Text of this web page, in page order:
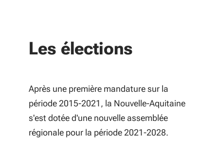
Les élections
Après une première mandature sur la
période 2015-2021, la Nouvelle-Aquitaine
s'est dotée d'une nouvelle assemblée
régionale pour la période 2021-2028.